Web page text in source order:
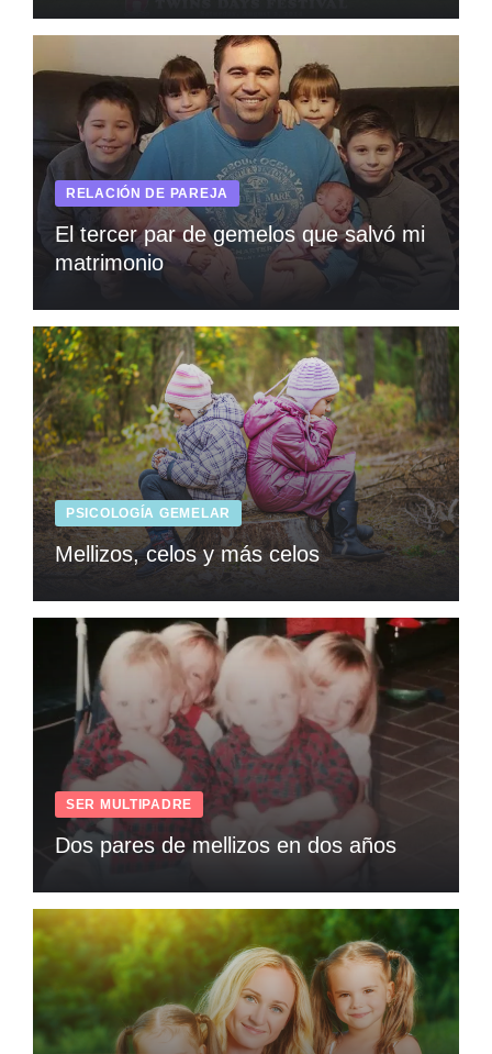
RELACIÓN DE PAREJA
El tercer par de gemelos que salvó mi
matrimonio
PSICOLOGÍA GEMELAR
Mellizos, celos y más celos
SER MULTIPADRE
Dos pares de mellizos en dos años